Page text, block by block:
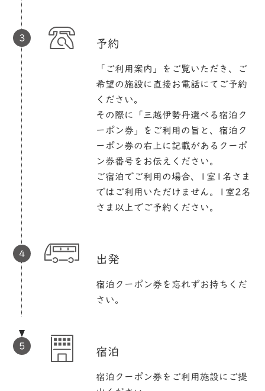
予約
「ご利用案内」をご覧いただき、ご
希望の施設に直接お電話にてご予約
ください。
その際に「三越伊勢丹選べる宿泊ク
ーポン券」をご利用の旨と、宿泊ク
ーポン券の右上に記載があるクーポ
ン券番号をお伝えください。
ご宿泊でご利用の場合、1室1名さま
ではご利用いただけません。1室2名
さま以上でご予約ください。
出発
宿泊クーポン券を忘れずお持ちくだ
さい。
宿泊
宿泊クーポン券をご利用施設にご提